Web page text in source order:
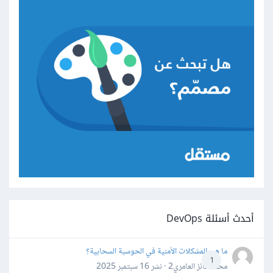
أحدث أسئلة DevOps
1
ما هي المشكلات الأمنية في الحوسبة السحابية؟
محمد فائز العامري2 · نشر
16 سبتمبر 2025